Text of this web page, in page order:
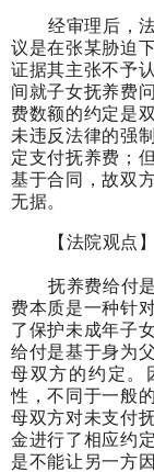
经审理后，
议是在张某胁迫
证据其主张不予
间就子女抚养费
费数额的约定是
未违反法律的强
定支付抚养费；
基于合同，故双
无据。
【法院观点】
抚养费给付
费本质是一种针
了保护未成年子
给付是基于身为
母双方的约定。
性，不同于一般
母双方对未支付
金进行了相应约
是不能让另一方